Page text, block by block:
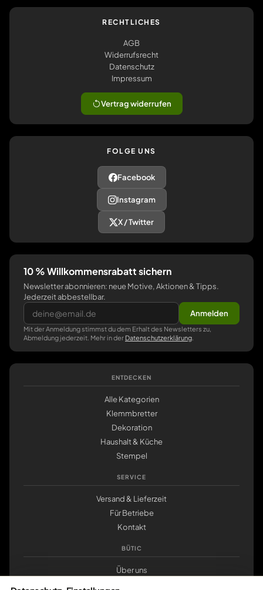
RECHTLICHES
AGB
Widerrufsrecht
Datenschutz
Impressum
Vertrag widerrufen
FOLGE UNS
Facebook
Instagram
X / Twitter
10 % Willkommensrabatt sichern
Newsletter abonnieren: neue Motive, Aktionen & Tipps.
Jederzeit abbestellbar.
Anmelden
Mit der Anmeldung stimmst du dem Erhalt des Newsletters zu,
Abmeldung jederzeit. Mehr in der Datenschutzerklärung
ENTDECKEN
Alle Kategorien
Klemmbretter
Dekoration
Haushalt & Küche
Stempel
SERVICE
Versand & Lieferzeit
Für Betriebe
Kontakt
BÜTIC
Über uns